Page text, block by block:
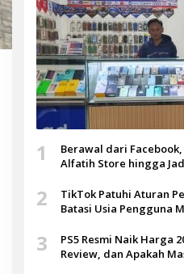
1
Berawal dari
Alfatih Store hingga
2
TikTok Patuhi Aturan
Batasi Usia Pengguna
3
PS5 Resmi Naik Harga
Review, dan Apakah